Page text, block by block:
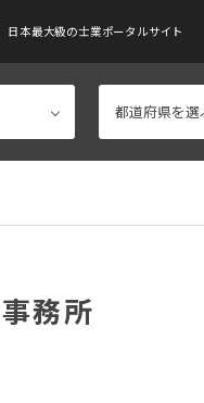
日本最大級の士業ポータルサイト
務所